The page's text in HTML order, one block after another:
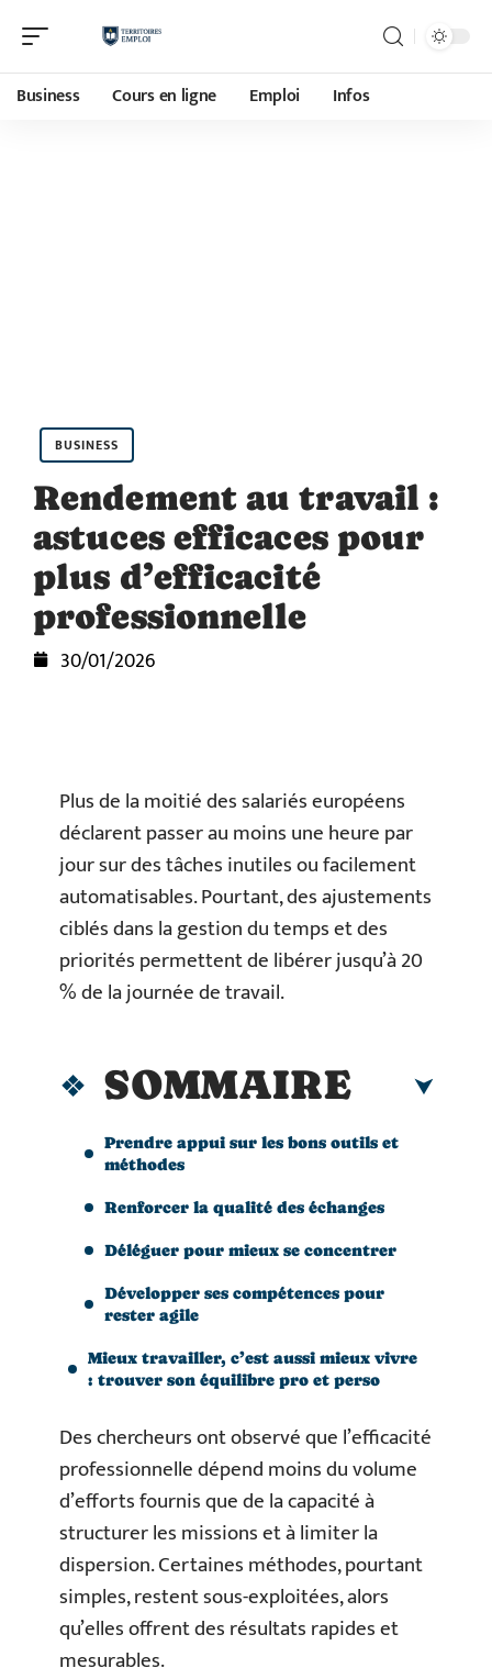
Business Cours en ligne Emploi Infos
BUSINESS
Rendement au travail :
astuces efficaces pour
plus d’efficacité
professionnelle
30/01/2026
Plus de la moitié des salariés européens
déclarent passer au moins une heure par
jour sur des tâches inutiles ou facilement
automatisables. Pourtant, des ajustements
ciblés dans la gestion du temps et des
priorités permettent de libérer jusqu’à 20
% de la journée de travail.
SOMMAIRE
Prendre appui sur les bons outils et
méthodes
Renforcer la qualité des échanges
Déléguer pour mieux se concentrer
Développer ses compétences pour
rester agile
Mieux travailler, c’est aussi mieux vivre
: trouver son équilibre pro et perso
Des chercheurs ont observé que l’efficacité
professionnelle dépend moins du volume
d’efforts fournis que de la capacité à
structurer les missions et à limiter la
dispersion. Certaines méthodes, pourtant
simples, restent sous-exploitées, alors
qu’elles offrent des résultats rapides et
mesurables.